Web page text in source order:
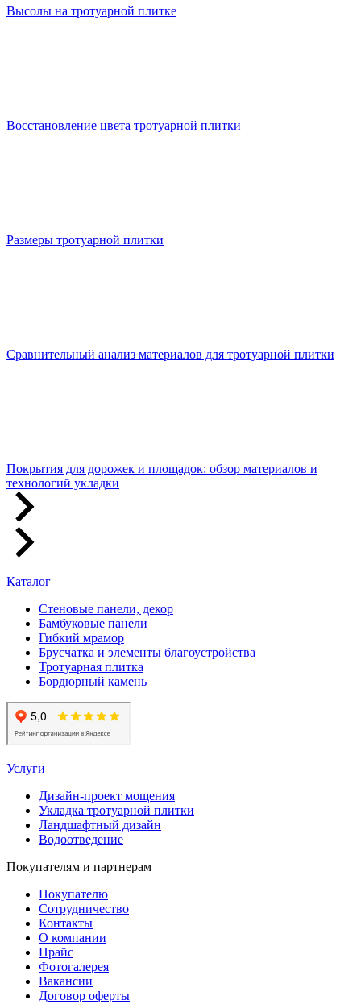
Высолы на тротуарной плитке
Восстановление цвета тротуарной плитки
Размеры тротуарной плитки
Сравнительный анализ материалов для тротуарной плитки
Покрытия для дорожек и площадок: обзор материалов и
технологий укладки
Каталог
Стеновые панели, декор
Бамбуковые панели
Гибкий мрамор
Брусчатка и элементы благоустройства
Тротуарная плитка
Бордюрный камень
Услуги
Дизайн-проект мощения
Укладка тротуарной плитки
Ландшафтный дизайн
Водоотведение
Покупателям и партнерам
Покупателю
Сотрудничество
Контакты
О компании
Прайс
Фотогалерея
Вакансии
Договор оферты